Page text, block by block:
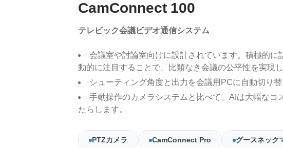
CamConnect 100
テレビック会議ビデオ通信システム
会議室や討論室向けに設計されています。積極的に
動的に注目することで、比類なき会議の公平性を実現し
シューティング角度と出力を会議用PCに自動切り替
手動操作のカメラシステムと比べて、AIは大幅なコ
たらします。
PTZカメラ CamConnect Pro グースネック